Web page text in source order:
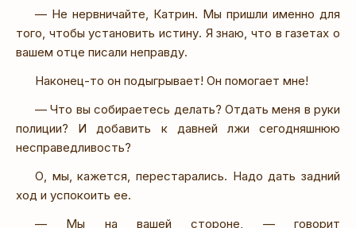
— Не нервничайте, Катрин. Мы пришли именно для
того, чтобы установить истину. Я знаю, что в газетах о
вашем отце писали неправду.
Наконец-то он подыгрывает! Он помогает мне!
— Что вы собираетесь делать? Отдать меня в руки
полиции? И добавить к давней лжи сегодняшнюю
несправедливость?
О, мы, кажется, перестарались. Надо дать задний
ход и успокоить ее.
— Мы на вашей стороне, — говорит